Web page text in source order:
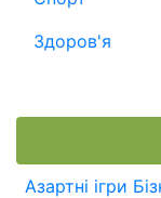
Здоров'я
Азартні ігри